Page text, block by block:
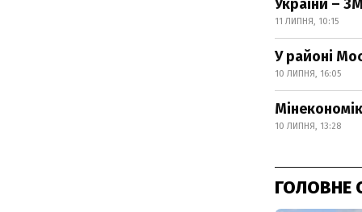
України –
11 ЛИПНЯ, 10:15
У районі
10 ЛИПНЯ, 16:05
10 ЛИПНЯ, 13:28
ГОЛОВНЕ